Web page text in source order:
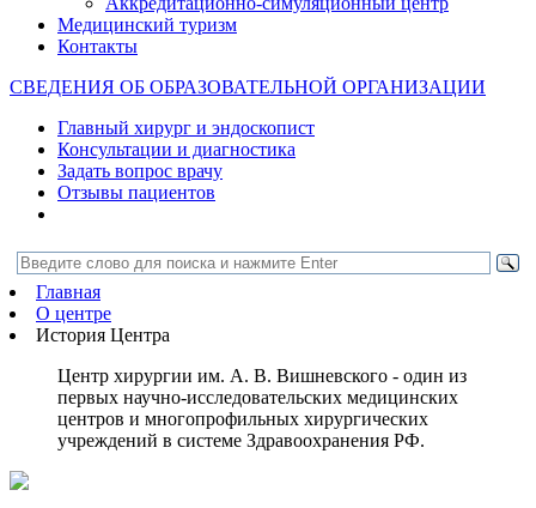
Медицинский туризм
Контакты
СВЕДЕНИЯ ОБ ОБРАЗОВАТЕЛЬНОЙ ОРГАНИЗАЦИИ
Главный хирург и эндоскопист
Консультации и диагностика
Задать вопрос врачу
Отзывы пациентов
Главная
О центре
История Центра
Центр хирургии им. А. В. Вишневского - один из
первых научно-исследовательских медицинских
центров и многопрофильных хирургических
учреждений в системе Здравоохранения РФ.